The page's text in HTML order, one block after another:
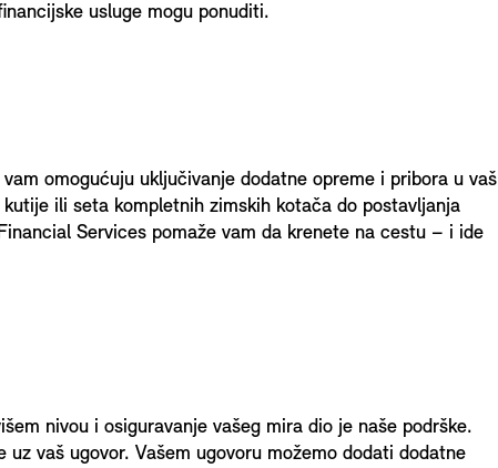
usluge mogu ponuditi.
omogućuju uključivanje dodatne opreme i pribora u vaš
ili seta kompletnih zimskih kotača do postavljanja
Services pomaže vam da krenete na cestu – i ide
nivou i osiguravanje vašeg mira dio je naše podrške.
uz vaš ugovor. Vašem ugovoru možemo dodati dodatne